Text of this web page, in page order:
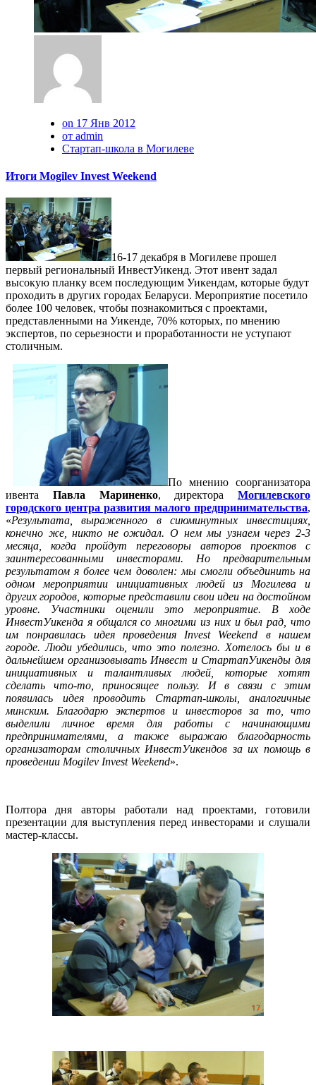
on 17 Янв 2012
от admin
Стартап-школа в Могилеве
Итоги Mogilev Invest Weekend
16-17 декабря в Могилеве прошел
первый региональный ИнвестУикенд. Этот ивент задал
высокую планку всем последующим Уикендам, которые будут
проходить в других городах Беларуси. Мероприятие посетило
более 100 человек, чтобы познакомиться с проектами,
представленными на Уикенде, 70% которых, по мнению
экспертов, по серьезности и проработанности не уступают
столичным.
По мнению соорганизатора
ивента Павла Мариненко, директора Могилевского
городского центра развития малого предпринимательства,
«Результата, выраженного в сиюминутных инвестициях,
конечно же, никто не ожидал. О нем мы узнаем через 2-3
месяца, когда пройдут переговоры авторов проектов с
заинтересованными инвесторами. Но предварительным
результатом я более чем доволен: мы смогли объединить на
одном мероприятии инициативных людей из Могилева и
других городов, которые представили свои идеи на достойном
уровне. Участники оценили это мероприятие. В ходе
ИнвестУикенда я общался со многими из них и был рад, что
им понравилась идея проведения Invest Weekend в нашем
городе. Люди убедились, что это полезно. Хотелось бы и в
дальнейшем организовывать Инвест и СтартапУикенды для
инициативных и талантливых людей, которые хотят
сделать что-то, приносящее пользу. И в связи с этим
появилась идея проводить Стартап-школы, аналогичные
минским. Благодарю экспертов и инвесторов за то, что
выделили личное время для работы с начинающими
предпринимателями, а также выражаю благодарность
организаторам столичных ИнвестУикендов за их помощь в
проведении Mogilev Invest Weekend».
Полтора дня авторы работали над проектами, готовили
презентации для выступления перед инвесторами и слушали
мастер-классы.